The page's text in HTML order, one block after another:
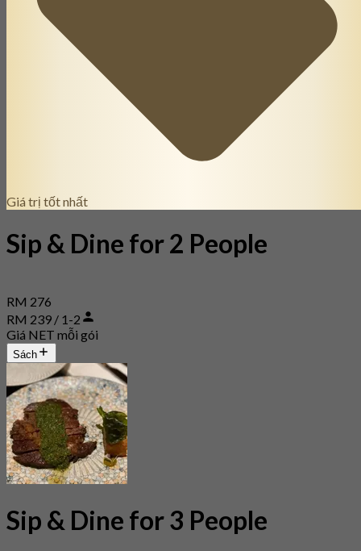
Giá trị tốt nhất
Sip & Dine for 2 People
RM 276
RM 239 / 1-2
Giá NET mỗi gói
Sách
Sip & Dine for 3 People